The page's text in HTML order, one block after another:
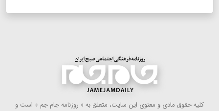
كلیه حقوق مادی و معنوی این سایت، متعلق به « روزنامه جام جم » است و